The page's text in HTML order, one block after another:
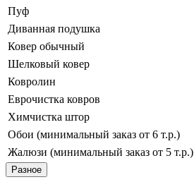
Пуф
Диванная подушка
Ковер обычный
Шелковый ковер
Ковролин
Еврочистка ковров
Химчистка штор
Обои (минимальный заказ от 6 т.р.)
Жалюзи (минимальный заказ от 5 т.р.)
Разное